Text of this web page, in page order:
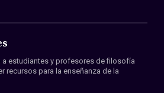
a estudiantes y profesores de filosofía
recursos para la enseñanza de la